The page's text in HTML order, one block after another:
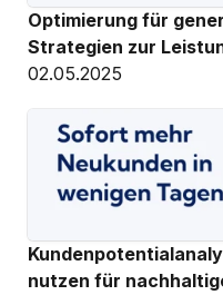
Optimierung für
Strategien zur
02.05.2025
nutzen für